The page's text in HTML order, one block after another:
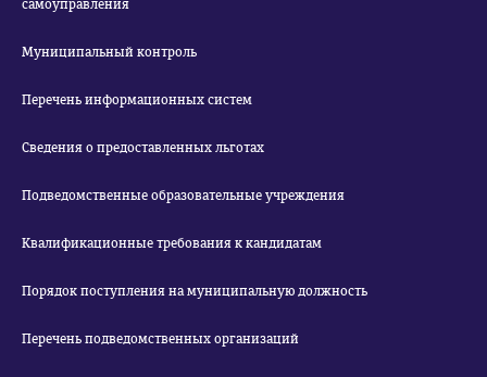
самоуправления
Муниципальный контроль
Перечень информационных систем
Сведения о предоставленных льготах
Подведомственные образовательные учреждения
Квалификационные требования к кандидатам
Порядок поступления на муниципальную должность
Перечень подведомственных организаций